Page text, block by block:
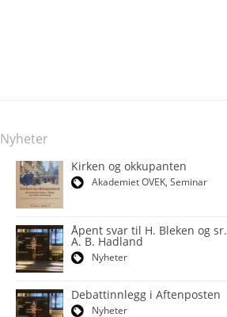
Nyheter
Kirken og okkupanten
Akademiet OVEK, Seminar
Åpent svar til H. Bleken og sr.
A. B. Hadland
Nyheter
Debattinnlegg i Aftenposten
Nyheter